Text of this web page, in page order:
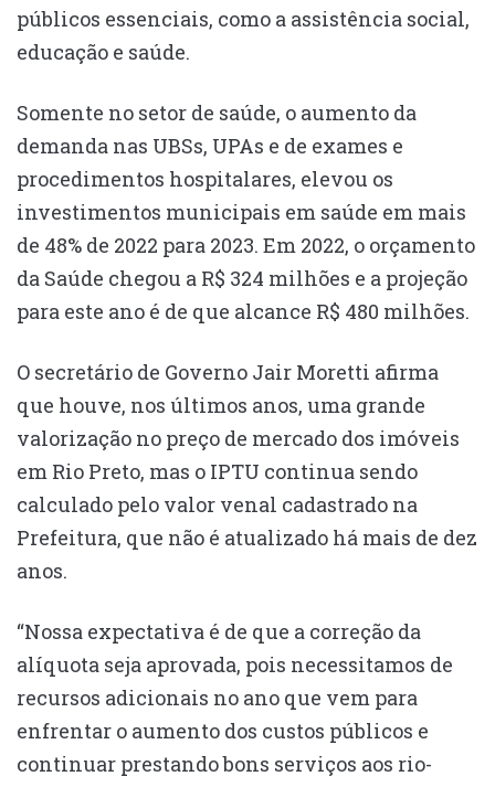
públicos essenciais, como a assistência social,
educação e saúde.
Somente no setor de saúde, o aumento da
demanda nas UBSs, UPAs e de exames e
procedimentos hospitalares, elevou os
investimentos municipais em saúde em mais
de 48% de 2022 para 2023. Em 2022, o orçamento
da Saúde chegou a R$ 324 milhões e a projeção
para este ano é de que alcance R$ 480 milhões.
O secretário de Governo Jair Moretti afirma
que houve, nos últimos anos, uma grande
valorização no preço de mercado dos imóveis
em Rio Preto, mas o IPTU continua sendo
calculado pelo valor venal cadastrado na
Prefeitura, que não é atualizado há mais de dez
anos.
“Nossa expectativa é de que a correção da
alíquota seja aprovada, pois necessitamos de
recursos adicionais no ano que vem para
enfrentar o aumento dos custos públicos e
continuar prestando bons serviços aos rio-